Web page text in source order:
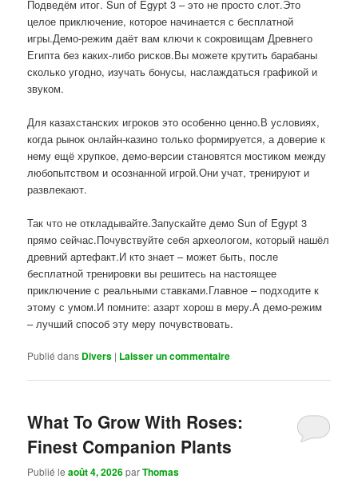
Подведём итог. Sun of Egypt 3 – это не просто слот.Это
целое приключение, которое начинается с бесплатной
игры.Демо-режим даёт вам ключи к сокровищам Древнего
Египта без каких-либо рисков.Вы можете крутить барабаны
сколько угодно, изучать бонусы, наслаждаться графикой и
звуком.
Для казахстанских игроков это особенно ценно.В условиях,
когда рынок онлайн-казино только формируется, а доверие к
нему ещё хрупкое, демо-версии становятся мостиком между
любопытством и осознанной игрой.Они учат, тренируют и
развлекают.
Так что не откладывайте.Запускайте демо Sun of Egypt 3
прямо сейчас.Почувствуйте себя археологом, который нашёл
древний артефакт.И кто знает – может быть, после
бесплатной тренировки вы решитесь на настоящее
приключение с реальными ставками.Главное – подходите к
этому с умом.И помните: азарт хорош в меру.А демо-режим
– лучший способ эту меру почувствовать.
Publié dans Divers | Laisser un commentaire
What To Grow With Roses:
Finest Companion Plants
Publié leaoût 4, 2026parThomas